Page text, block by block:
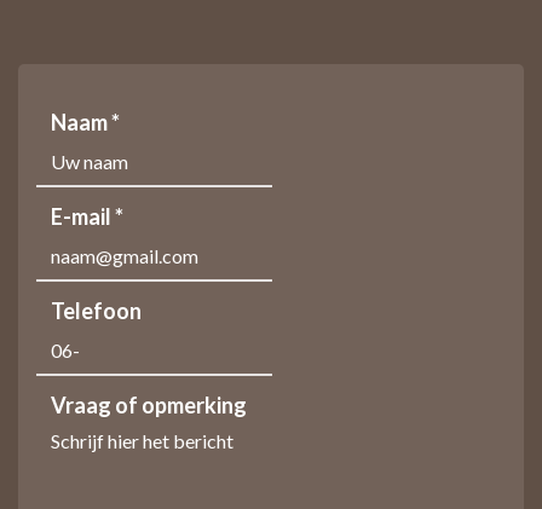
Naam *
E-mail *
Telefoon
Vraag of opmerking